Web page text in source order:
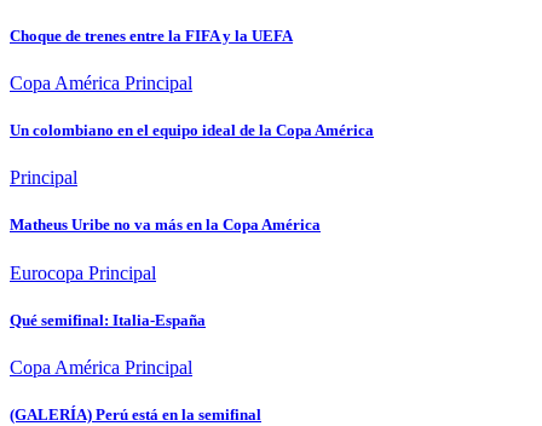
Choque de trenes entre la FIFA y la UEFA
Copa América Principal
Un colombiano en el equipo ideal de la Copa América
Principal
Matheus Uribe no va más en la Copa América
Eurocopa Principal
Qué semifinal: Italia-España
Copa América Principal
(GALERÍA) Perú está en la semifinal